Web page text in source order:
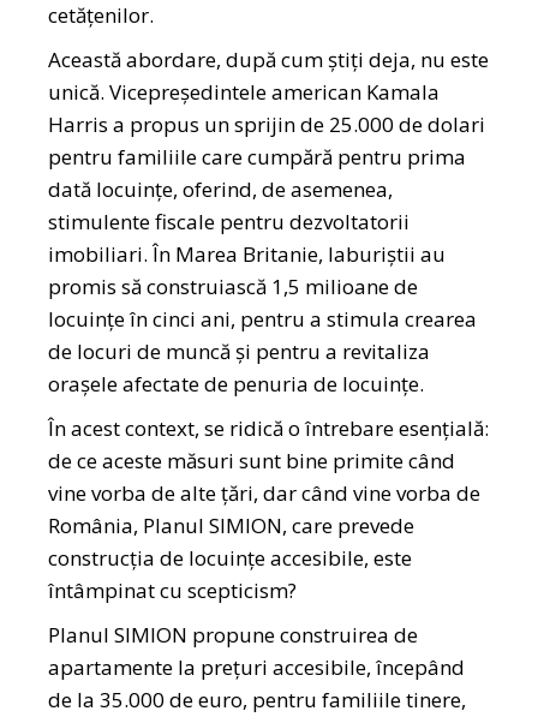
cetățenilor.
Această abordare, după cum știți deja, nu este
unică. Vicepreședintele american Kamala
Harris a propus un sprijin de 25.000 de dolari
pentru familiile care cumpără pentru prima
dată locuințe, oferind, de asemenea,
stimulente fiscale pentru dezvoltatorii
imobiliari. În Marea Britanie, laburiștii au
promis să construiască 1,5 milioane de
locuințe în cinci ani, pentru a stimula crearea
de locuri de muncă și pentru a revitaliza
orașele afectate de penuria de locuințe.
În acest context, se ridică o întrebare esențială:
de ce aceste măsuri sunt bine primite când
vine vorba de alte țări, dar când vine vorba de
România, Planul SIMION, care prevede
construcția de locuințe accesibile, este
întâmpinat cu scepticism?
Planul SIMION propune construirea de
apartamente la prețuri accesibile, începând
de la 35.000 de euro, pentru familiile tinere,